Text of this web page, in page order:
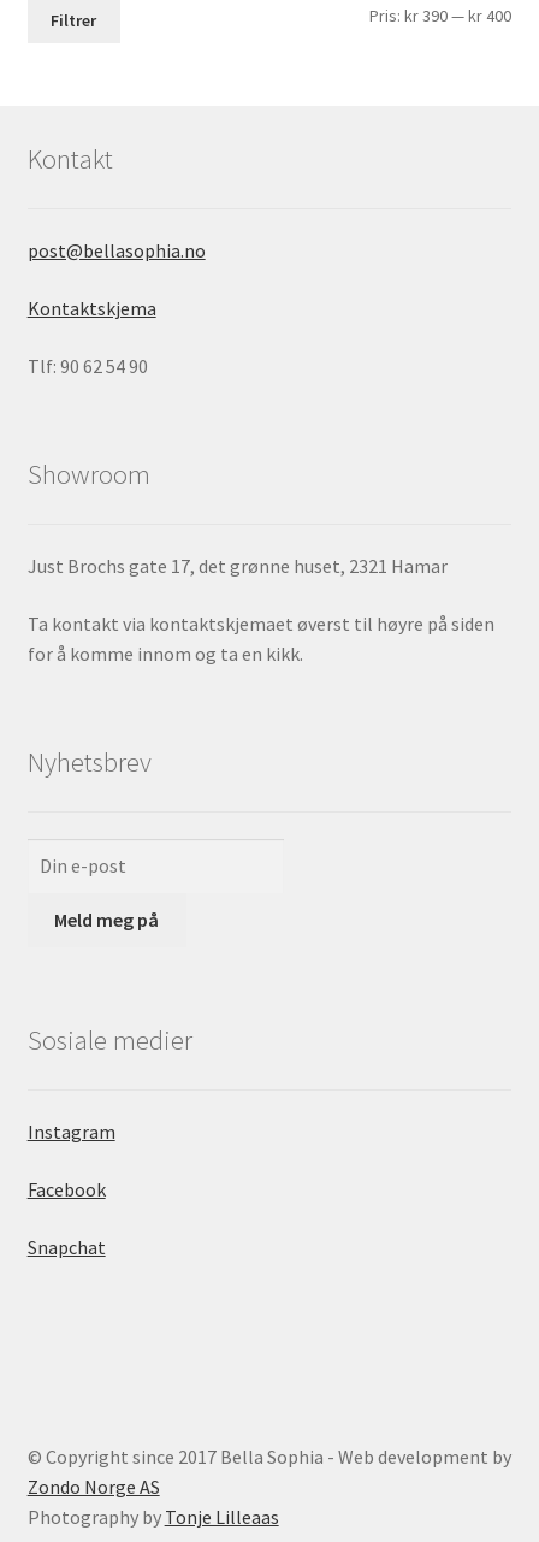
Filtrer Pris:kr 390—kr 400
Kontakt
post@bellasophia.no
Kontaktskjema
Tlf: 90 62 54 90
Showroom
Just Brochs gate 17, det grønne huset, 2321 Hamar
Ta kontakt via kontaktskjemaet øverst til høyre på siden
for å komme innom og ta en kikk.
Nyhetsbrev
Sosiale medier
Instagram
Facebook
Snapchat
© Copyright since 2017 Bella Sophia - Web development by
Zondo Norge AS
Photography by Tonje Lilleaas